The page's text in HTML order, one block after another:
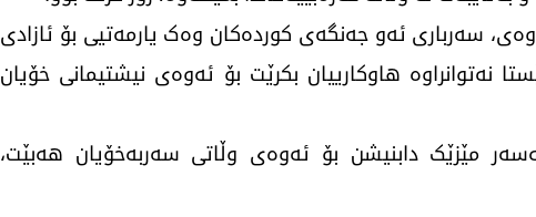
سەرباری ئەو جەنگەی کوردەکان وەک یارمەتیی بۆ ئازادی
نەتوانراوە هاوکارییان بکرێت بۆ ئەوەی نیشتیمانی خۆیان
مێزێک دابنیشن بۆ ئەوەی وڵاتی سەربەخۆیان هەبێت،